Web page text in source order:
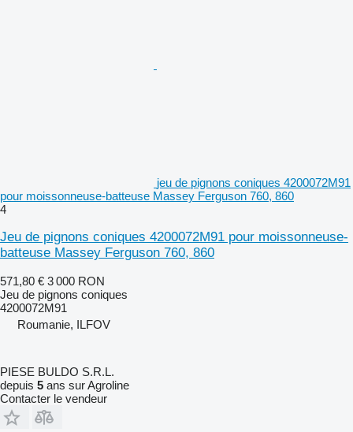
jeu de pignons coniques 4200072M91
pour moissonneuse-batteuse Massey Ferguson 760, 860
4
Jeu de pignons coniques 4200072M91 pour moissonneuse-
batteuse Massey Ferguson 760, 860
571,80 € 3 000 RON
Jeu de pignons coniques
4200072M91
Roumanie, ILFOV
PIESE BULDO S.R.L.
depuis 5 ans sur Agroline
Contacter le vendeur